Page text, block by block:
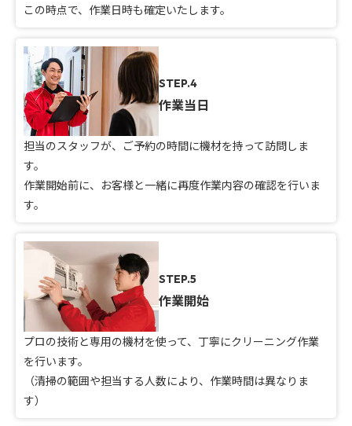
この時点で、作業日時も確定いたします。
STEP.4
作業当日
担当のスタッフが、ご予約の時間に機材を持って訪問しま
す。
作業開始前に、お客様と一緒に再度作業内容の確認を行いま
す。
STEP.5
作業開始
プロの技術と専用の機材を使って、丁寧にクリーニング作業
を行います。
（清掃の範囲や担当する人数により、作業時間は異なりま
す）